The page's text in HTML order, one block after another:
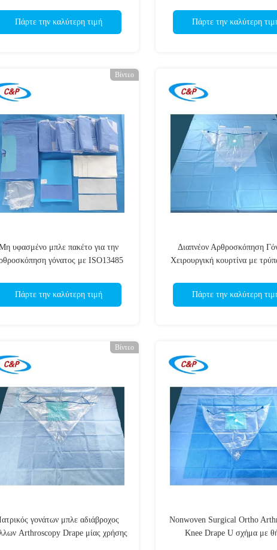
Πάρτε την καλύτερη τιμή Πάρτε την καλύτερη
Βίντεο
υφασμένο μπλε πακέτο για την
γόνατος με ISO13485
Πάρτε την καλύτερη τιμή
Διαπνέον Αρθροσκόπηση
Χειρουργική κουρτίνα με
Πάρτε την καλύτερη
Βίντεο
γονάτων μπλε αδιάβροχος
Arthroscopy Drape μίας χρήσης
Nonwoven Surgical Ortho
Knee Drape U σχήμα με